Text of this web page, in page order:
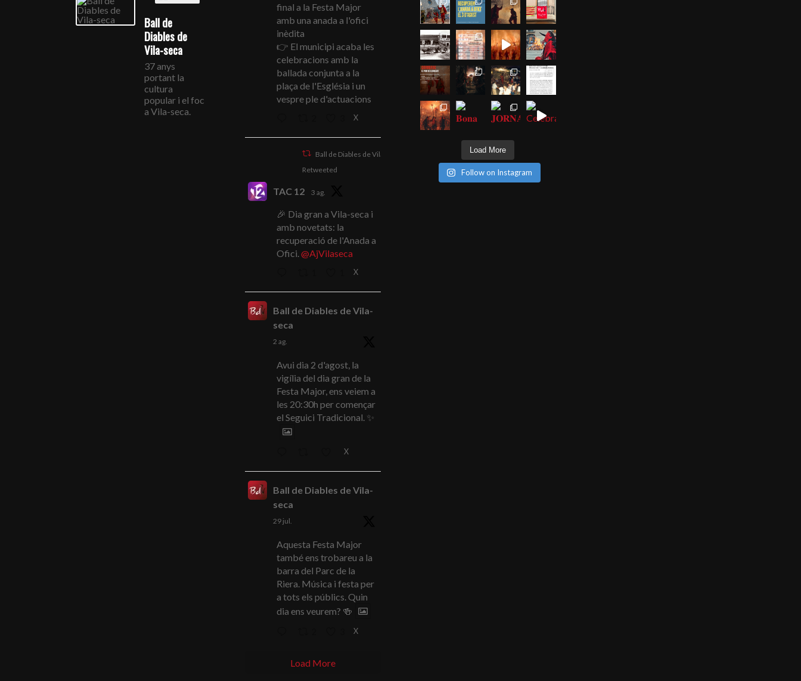
Ball de
Diables de
Vila-seca
37 anys
portant la
cultura
popular i el foc
a Vila-seca.
final a la Festa Major
amb una anada a l'ofici
inèdita
👉 El municipi acaba les
celebracions amb la
ballada conjunta a la
plaça de l'Església i un
vespre ple d'actuacions
X
Ball de Diables de Vila-seca
Retweeted
TAC 12 3 ag.
🎉 Dia gran a Vila-seca i
amb novetats: la
recuperació de l'Anada a
Ofici.@AjVilaseca
X
Ball de Diables de Vila-
seca
2 ag.
Avui dia 2 d'agost, la
vigília del dia gran de la
Festa Major, ens veiem a
les 20:30h per començar
el Seguici Tradicional. ✨
X
Ball de Diables de Vila-
seca
29 jul.
Aquesta Festa Major
també ens trobareu a la
barra del Parc de la
Riera. Música i festa per
a tots els públics. Quin
dia ens veurem? 🍻
X
Load More
Load More
Follow on Instagram